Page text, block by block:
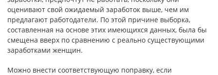
оценивают свой ожидаемый заработок выше, чем им
предлагают работодатели. По этой причине выборка,
составленная на основе этих имеющихся данных, была бы
смещена вверх по сравнению с реально существующими
заработками женщин.
Можно внести соответствующую поправку, если